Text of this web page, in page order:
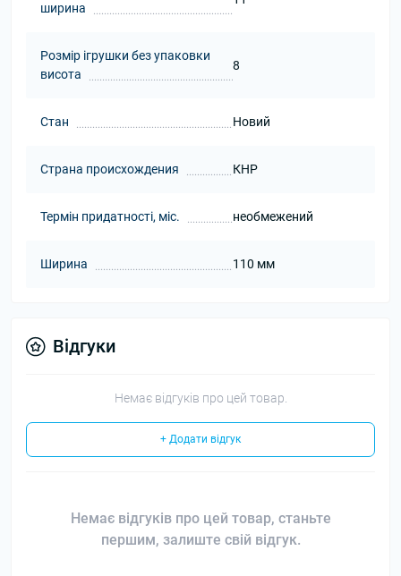
ширина
Розмір ігрушки без упаковки
висота
8
Стан Новий
Страна происхождения КНР
Термін придатності, міс. необмежений
Ширина 110 мм
Відгуки
Немає відгуків про цей товар.
+ Додати відгук
Немає відгуків про цей товар, станьте
першим, залиште свій відгук.